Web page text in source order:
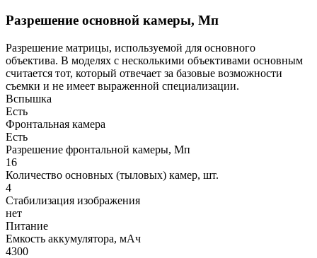
Разрешение основной камеры, Мп
Разрешение матрицы, используемой для основного
объектива. В моделях с несколькими объективами основным
считается тот, который отвечает за базовые возможности
съемки и не имеет выраженной специализации.
Вспышка
Есть
Фронтальная камера
Есть
Разрешение фронтальной камеры, Мп
16
Количество основных (тыловых) камер, шт.
4
Стабилизация изображения
нет
Питание
Емкость аккумулятора, мАч
4300